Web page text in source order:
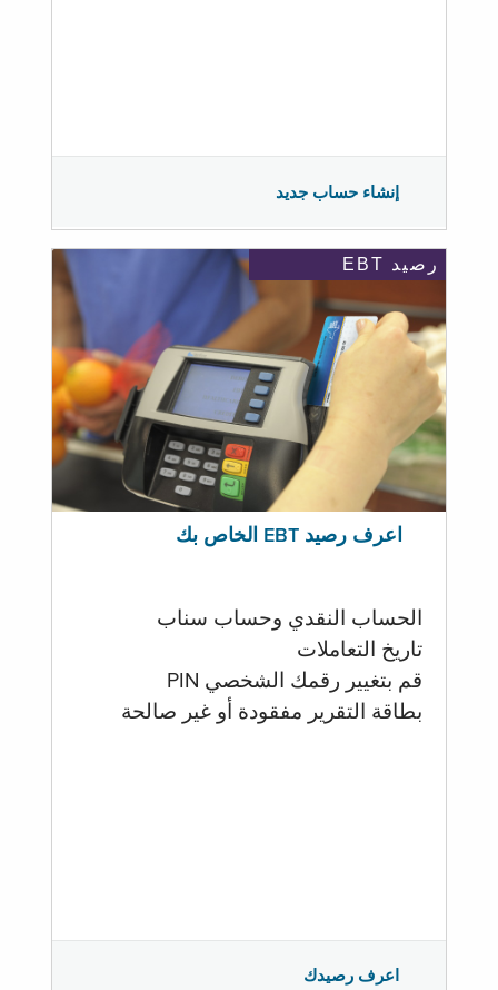
إنشاء حساب جديد
رصيد EBT
اعرف رصيد EBT الخاص بك
الحساب النقدي وحساب سناب
تاريخ التعاملات
قم بتغيير رقمك الشخصي PIN
بطاقة التقرير مفقودة أو غير صالحة
اعرف رصيدك